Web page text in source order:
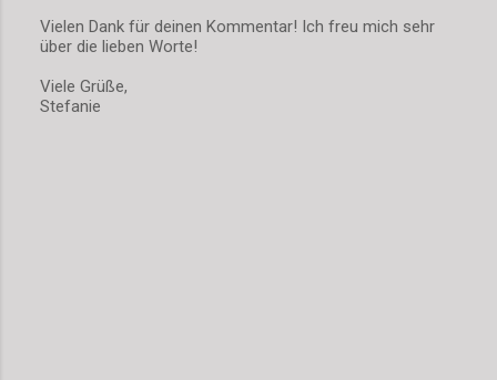
K
m
m
Vielen Dank für deinen Kommentar! Ich freu mich sehr
über die lieben Worte!
Viele Grüße,
Stefanie